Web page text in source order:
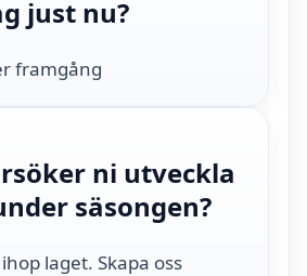
just nu?
framgång
ni utveckla
säsongen?
laget. Skapa oss